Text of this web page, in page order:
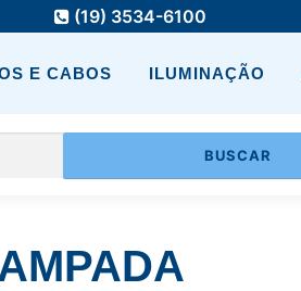
(19) 3534-6100
E CABOS ILUMINAÇÃO